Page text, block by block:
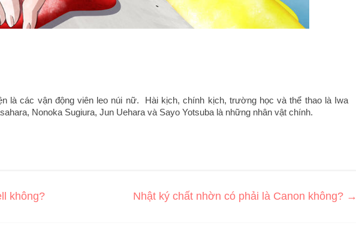
là các vận động viên leo núi nữ.  Hài kịch, chính kịch, trường học và thể thao là Iwa
Nonoka Sugiura, Jun Uehara và Sayo Yotsuba là những nhân vật chính.
không? Nhật ký chất nhờn có phải là Canon không? →